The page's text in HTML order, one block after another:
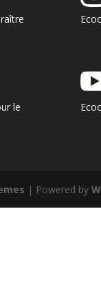
le
| Powered by